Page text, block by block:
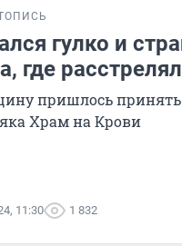
гулко и
где
пришлось принять
Храм на Крови
11:30 1 832